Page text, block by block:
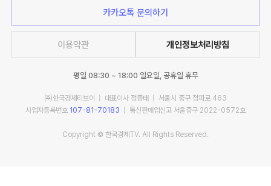
카카오톡 문의하기
이용약관 개인정보처리방침
평일 08:30 ~ 18:00 일요일, 공휴일 휴무
㈜한국경제티브이 | 대표이사 정종태 | 서울시 중구 청파로 463
사업자등록번호 107-81-70183 | 통신판매업신고 서울중구 2022-0572호
Copyright © 한국경제TV. All Rights Reserved.